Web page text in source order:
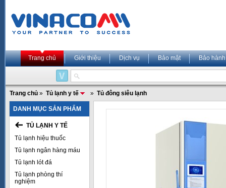
Trang chủ Giới thiệu Dịch vụ Bảo mật Bảo hành
Trang chủ » Tủ lạnh y tế » Tủ đông siêu lạnh
DANH MỤC SẢN PHẨM
TỦ LẠNH Y TẾ
Tủ lạnh hiệu thuốc
Tủ lạnh ngân hàng máu
Tủ lạnh lót đá
Tủ lạnh phòng thí
nghiệm